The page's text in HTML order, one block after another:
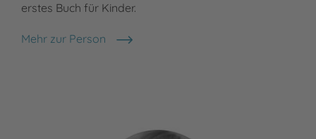
erstes Buch für Kinder.
Mehr zur Person
Lu Fraser